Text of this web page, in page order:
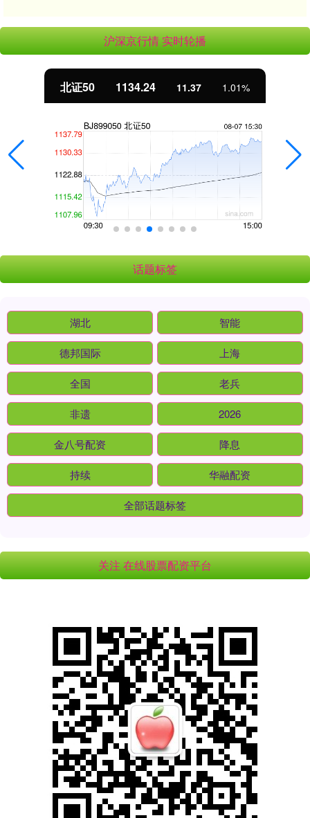
沪深京行情 实时轮播
北证50 1134.24 11.37 1.01%
话题标签
湖北 智能
德邦国际 上海
全国 老兵
非遗 2026
金八号配资 降息
持续 华融配资
全部话题标签
关注 在线股票配资平台